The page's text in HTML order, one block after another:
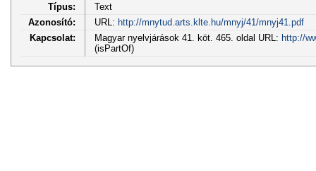
Típus:
Text
Azonosító:
URL: http://mnytud.arts.klte.hu/mnyj/41/mnyj41.pdf
Kapcsolat:
Magyar nyelvjárások 41. köt. 465. oldal URL: http://
(isPartOf)